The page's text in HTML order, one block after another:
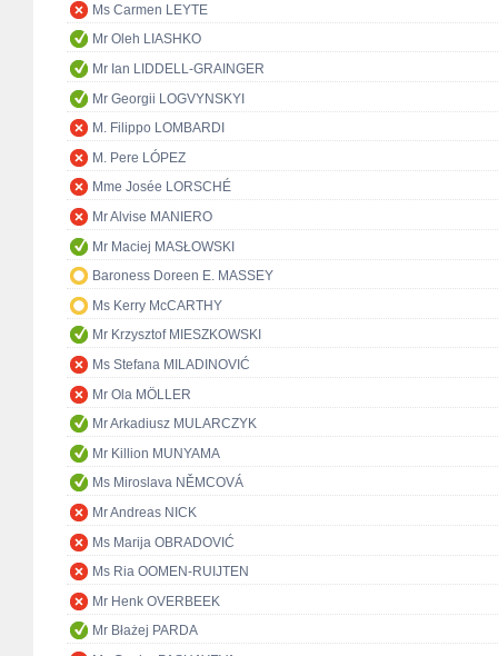
Ms Carmen LEYTE
Mr Oleh LIASHKO
Mr Ian LIDDELL-GRAINGER
Mr Georgii LOGVYNSKYI
M. Filippo LOMBARDI
M. Pere LÓPEZ
Mme Josée LORSCHÉ
Mr Alvise MANIERO
Mr Maciej MASŁOWSKI
Baroness Doreen E. MASSEY
Ms Kerry McCARTHY
Mr Krzysztof MIESZKOWSKI
Ms Stefana MILADINOVIĆ
Mr Ola MÖLLER
Mr Arkadiusz MULARCZYK
Mr Killion MUNYAMA
Ms Miroslava NĚMCOVÁ
Mr Andreas NICK
Ms Marija OBRADOVIĆ
Ms Ria OOMEN-RUIJTEN
Mr Henk OVERBEEK
Mr Błażej PARDA